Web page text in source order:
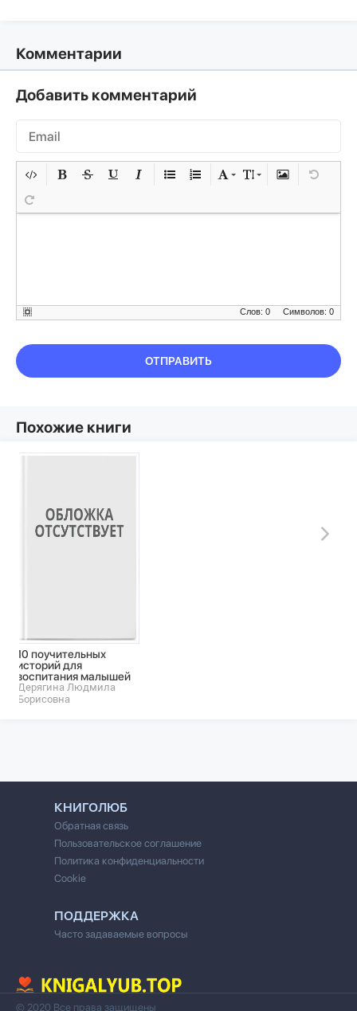
Комментарии
Добавить комментарий
Символов: 0
Слов: 0
ОТПРАВИТЬ
Похожие книги
10 поучительных
историй для
воспитания малышей
Дерягина Людмила
Борисовна
КНИГОЛЮБ
Обратная связь
Пользовательское соглашение
Политика конфиденциальности
Cookie
ПОДДЕРЖКА
Часто задаваемые вопросы
© 2020 Все права защищены